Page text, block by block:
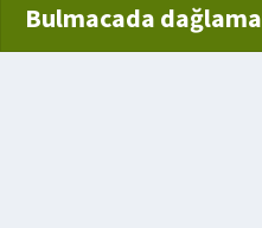
Bulmacada dağlama